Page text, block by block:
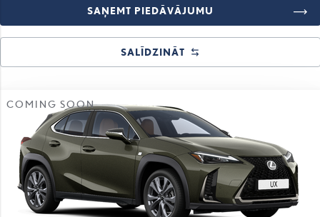
SAŅEMT PIEDĀVĀJUMU
SALĪDZINĀT
COMING SOON